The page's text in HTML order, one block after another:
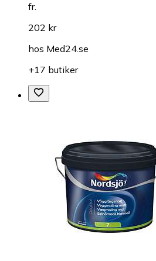
fr.
202 kr
hos Med24.se
+17 butiker